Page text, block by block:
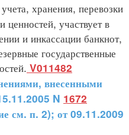
хранения, перевозки
ценностей, участвует в
и инкассации банкнот,
государственные
V011482
внесенными
N 1672
см. п. 2); от 09.11.2009